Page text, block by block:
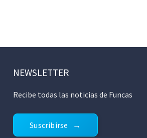
NEWSLETTER
Recibe todas las noticias de Funcas
Suscribirse